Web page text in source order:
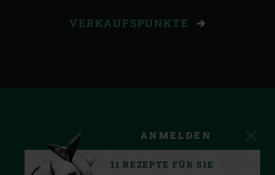
VERKAUFSPUNKTE
ANMELDEN
11 REZEPTE FÜR SIE